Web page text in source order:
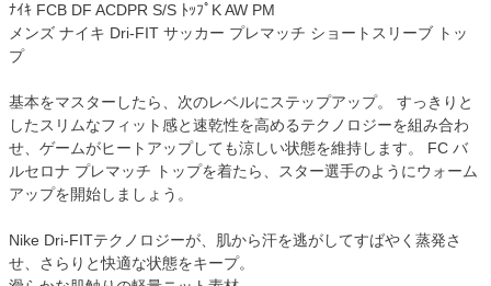
ﾅｲｷ FCB DF ACDPR S/S ﾄｯﾌﾟK AW PM
メンズ ナイキ Dri-FIT サッカー プレマッチ ショートスリーブ トッ
プ
基本をマスターしたら、次のレベルにステップアップ。 すっきりと
したスリムなフィット感と速乾性を高めるテクノロジーを組み合わ
せ、ゲームがヒートアップしても涼しい状態を維持します。 FC バ
ルセロナ プレマッチ トップを着たら、スター選手のようにウォーム
アップを開始しましょう。
Nike Dri-FITテクノロジーが、肌から汗を逃がしてすばやく蒸発さ
せ、さらりと快適な状態をキープ。